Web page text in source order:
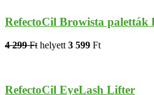
RefectoCil Browista paletták
4 299 Ft helyett 3 599 Ft
RefectoCil EyeLash Lifter